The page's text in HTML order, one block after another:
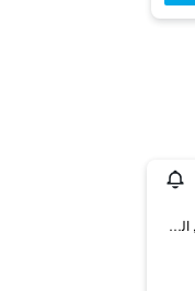
Rua Silva Jardim 2963, ساو جوزيه دو ريو بريتو, البرازيل